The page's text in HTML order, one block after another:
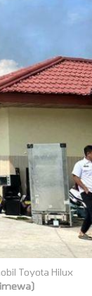
Toyota Hilux